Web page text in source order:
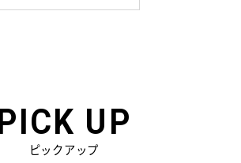
UP
ピックアップ